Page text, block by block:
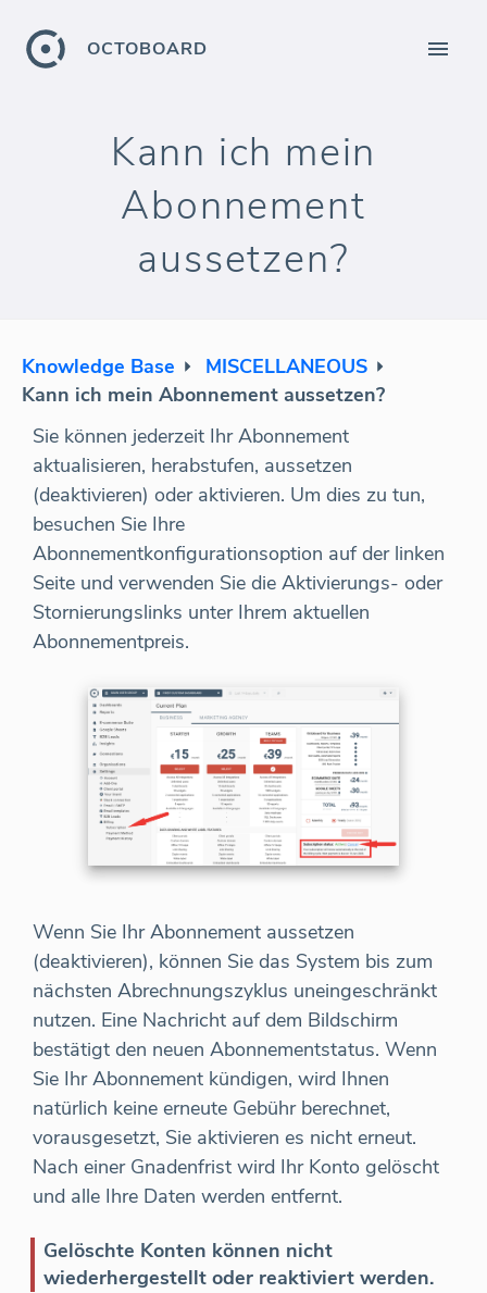
OCTOBOARD
Kann ich mein
Abonnement
aussetzen?
Knowledge Base
MISCELLANEOUS
Kann ich mein Abonnement aussetzen?
Sie können jederzeit Ihr Abonnement
aktualisieren, herabstufen, aussetzen
(deaktivieren) oder aktivieren. Um dies zu tun,
besuchen Sie Ihre
Abonnementkonfigurationsoption auf der linken
Seite und verwenden Sie die Aktivierungs- oder
Stornierungslinks unter Ihrem aktuellen
Abonnementpreis.
Wenn Sie Ihr Abonnement aussetzen
(deaktivieren), können Sie das System bis zum
nächsten Abrechnungszyklus uneingeschränkt
nutzen. Eine Nachricht auf dem Bildschirm
bestätigt den neuen Abonnementstatus. Wenn
Sie Ihr Abonnement kündigen, wird Ihnen
natürlich keine erneute Gebühr berechnet,
vorausgesetzt, Sie aktivieren es nicht erneut.
Nach einer Gnadenfrist wird Ihr Konto gelöscht
und alle Ihre Daten werden entfernt.
Gelöschte Konten können nicht
wiederhergestellt oder reaktiviert werden.